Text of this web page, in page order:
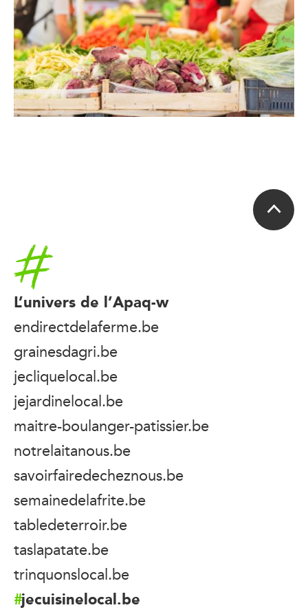
Accueil
L’univers de l’Apaq-w
endirectdelaferme.be
grainesdagri.be
jecliquelocal.be
jejardinelocal.be
maitre-boulanger-patissier.be
notrelaitanous.be
savoirfairedecheznous.be
semainedelafrite.be
tabledeterroir.be
taslapatate.be
trinquonslocal.be
jecuisinelocal.be